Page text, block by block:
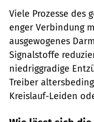
Viele Prozesse des
enger Verbindung
ausgewogenes
Signalstoffe
niedriggradige
Treiber
Kreislauf-Leiden